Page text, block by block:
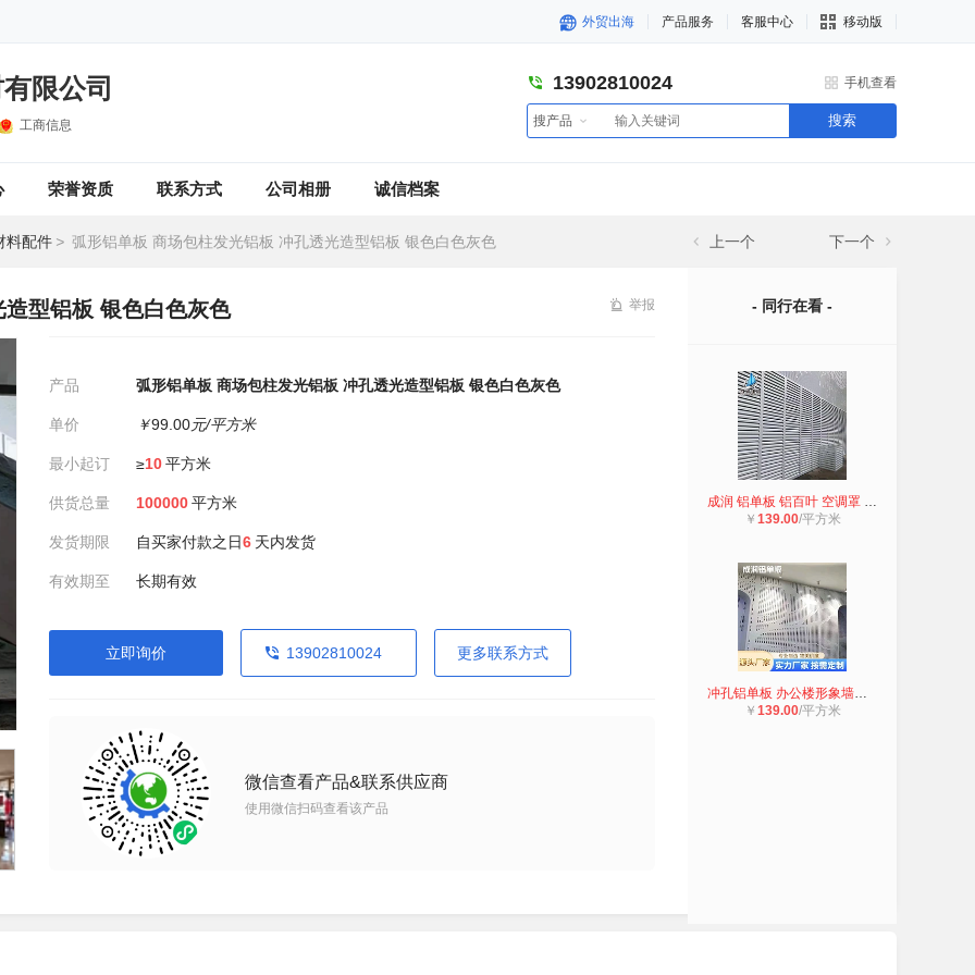
外贸出海 产品服务 客服中心 移动版
限公司
工商信息
13902810024 手机查看
搜产品 搜索
荣誉资质 联系方式 公司相册 诚信档案
料配件 > 弧形铝单板 商场包柱发光铝板 冲孔透光造型铝板 银色白色灰色 上一个 下一个
型铝板 银色白色灰色 举报
产品 弧形铝单板 商场包柱发光铝板 冲孔透光造型铝板 银色白色灰色
单价 ￥99.00元/平方米
最小起订 ≥10平方米
供货总量 100000平方米
发货期限 自买家付款之日6 天内发货
有效期至 长期有效
立即询价 13902810024 更多联系方式
微信查看产品&联系供应商
使用微信扫码查看该产品
- 同行在看 -
成润 铝单板 铝百叶 空调罩 楼盘通风
￥ 139.00/平方米
冲孔铝单板 办公楼形象墙装饰 铝板不
￥ 139.00/平方米